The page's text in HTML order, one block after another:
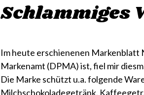
Schlammiges
Im heute erschienenen Markenblatt
Markenamt (DPMA) ist, fiel mir
Die Marke schützt u.a. folgende
Milchschokoladegetränk,